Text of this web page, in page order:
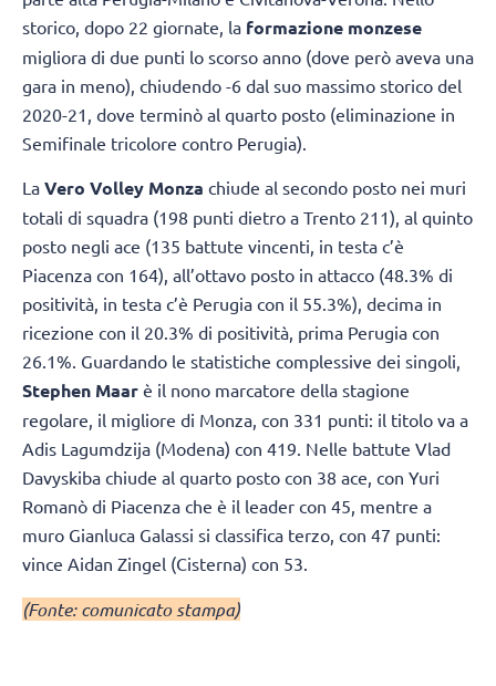
storico, dopo 22 giornate, la formazione monzese
migliora di due punti lo scorso anno (dove però aveva una
gara in meno), chiudendo -6 dal suo massimo storico del
2020-21, dove terminò al quarto posto (eliminazione in
Semifinale tricolore contro Perugia).
La Vero Volley Monza chiude al secondo posto nei muri
totali di squadra (198 punti dietro a Trento 211), al quinto
posto negli ace (135 battute vincenti, in testa c’è
Piacenza con 164), all’ottavo posto in attacco (48.3% di
positività, in testa c’è Perugia con il 55.3%), decima in
ricezione con il 20.3% di positività, prima Perugia con
26.1%. Guardando le statistiche complessive dei singoli,
Stephen Maar è il nono marcatore della stagione
regolare, il migliore di Monza, con 331 punti: il titolo va a
Adis Lagumdzija (Modena) con 419. Nelle battute Vlad
Davyskiba chiude al quarto posto con 38 ace, con Yuri
Romanò di Piacenza che è il leader con 45, mentre a
muro Gianluca Galassi si classifica terzo, con 47 punti:
vince Aidan Zingel (Cisterna) con 53.
(Fonte: comunicato stampa)